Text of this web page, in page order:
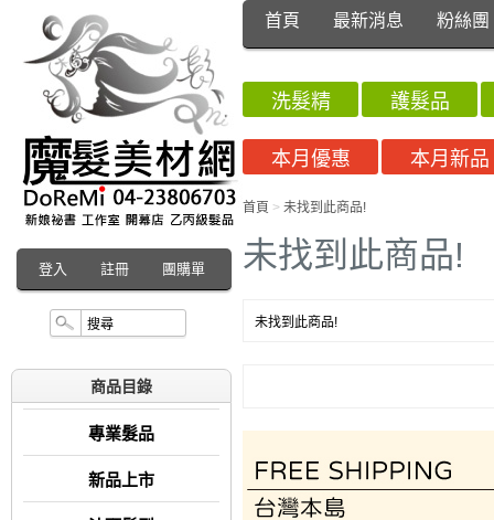
登入 註冊 團購單
首頁 最新消息 粉絲團
商品目錄
專業髮品
新品上市
洗髮精
護髮品
本月優惠
本月新品
首頁 > 未找到此商品!
未找到此商品!
未找到此商品!